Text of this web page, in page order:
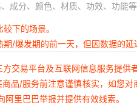
成分、颜色、材质、功效、功能
下的场景。
/爆发期的前一天，但因数据的
交易平台及互联网信息服务提
品/服务前注意谨慎核实，如您
里巴巴举报并提供有效线索。